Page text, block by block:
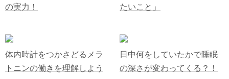
の実力！
たいこと」
体内時計をつかさどるメラ
トニンの働きを理解しよう
日中何をしていたかで睡眠
の深さが変わってくる？！